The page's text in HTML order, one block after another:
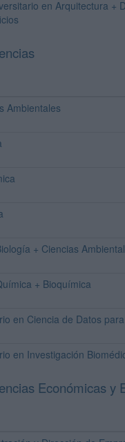
en Arquitectura +
Ambientales
+ Ciencias
+ Bioquímica
en Ciencia de Datos
en Investigación
Económicas y